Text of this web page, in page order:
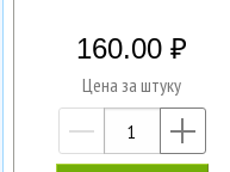
160.00
Цена за штуку
—